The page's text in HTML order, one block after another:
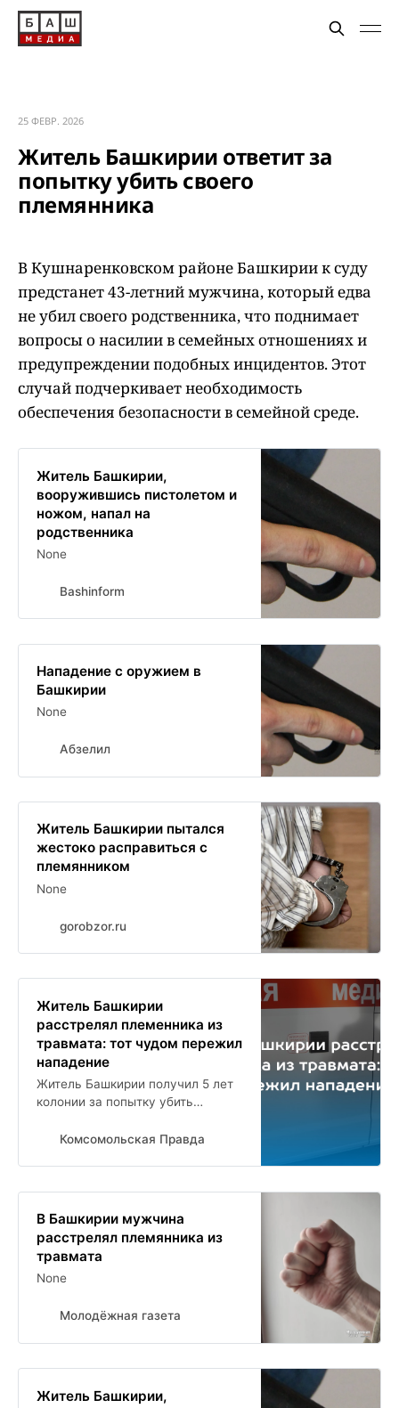
25 ФЕВР. 2026
Житель Башкирии ответит за
попытку убить своего
племянника
В Кушнаренковском районе Башкирии к суду
предстанет 43-летний мужчина, который едва
не убил своего родственника, что поднимает
вопросы о насилии в семейных отношениях и
предупреждении подобных инцидентов. Этот
случай подчеркивает необходимость
обеспечения безопасности в семейной среде.
Житель Башкирии,
вооружившись пистолетом и
ножом, напал на
родственника
None
Bashinform
Нападение с оружием в
Башкирии
None
Абзелил
Житель Башкирии пытался
жестоко расправиться с
племянником
None
gorobzor.ru
Житель Башкирии
расстрелял племенника из
травмата: тот чудом пережил
нападение
Житель Башкирии получил 5 лет
колонии за попытку убить
Комсомольская Правда
В Башкирии мужчина
расстрелял племянника из
травмата
None
Молодёжная газета
Житель Башкирии,